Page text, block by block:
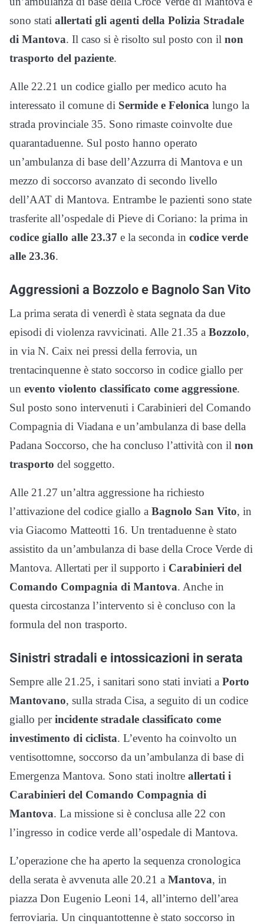
sono stati allertati gli agenti della Polizia Stradale
di Mantova. Il caso si è risolto sul posto con il non
trasporto del paziente.
Alle 22.21 un codice giallo per medico acuto ha
interessato il comune di Sermide e Felonica lungo la
strada provinciale 35. Sono rimaste coinvolte due
quarantaduenne. Sul posto hanno operato
un’ambulanza di base dell’Azzurra di Mantova e un
mezzo di soccorso avanzato di secondo livello
dell’AAT di Mantova. Entrambe le pazienti sono state
trasferite all’ospedale di Pieve di Coriano: la prima in
codice giallo alle 23.37 e la seconda in codice verde
alle 23.36.
Aggressioni a Bozzolo e Bagnolo San Vito
La prima serata di venerdì è stata segnata da due
episodi di violenza ravvicinati. Alle 21.35 a Bozzolo,
in via N. Caix nei pressi della ferrovia, un
trentacinquenne è stato soccorso in codice giallo per
un evento violento classificato come aggressione.
Sul posto sono intervenuti i Carabinieri del Comando
Compagnia di Viadana e un’ambulanza di base della
Padana Soccorso, che ha concluso l’attività con il non
trasporto del soggetto.
Alle 21.27 un’altra aggressione ha richiesto
l’attivazione del codice giallo a Bagnolo San Vito, in
via Giacomo Matteotti 16. Un trentaduenne è stato
assistito da un’ambulanza di base della Croce Verde di
Mantova. Allertati per il supporto i Carabinieri del
Comando Compagnia di Mantova. Anche in
questa circostanza l’intervento si è concluso con la
formula del non trasporto.
Sinistri stradali e intossicazioni in serata
Sempre alle 21.25, i sanitari sono stati inviati a Porto
Mantovano, sulla strada Cisa, a seguito di un codice
giallo perincidente stradale classificato come
investimento di ciclista. L’evento ha coinvolto un
ventisottomne, soccorso da un’ambulanza di base di
Emergenza Mantova. Sono stati inoltre allertati i
Carabinieri del Comando Compagnia di
Mantova. La missione si è conclusa alle 22 con
l’ingresso in codice verde all’ospedale di Mantova.
L’operazione che ha aperto la sequenza cronologica
della serata è avvenuta alle 20.21 a Mantova, in
piazza Don Eugenio Leoni 14, all’interno dell’area
ferroviaria. Un cinquantottenne è stato soccorso in